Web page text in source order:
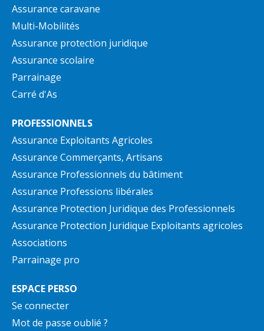
Assurance caravane
Multi-Mobilités
Assurance protection juridique
Assurance scolaire
Parrainage
Carré d'As
PROFESSIONNELS
Assurance Exploitants Agricoles
Assurance Commerçants, Artisans
Assurance Professionnels du bâtiment
Assurance Professions libérales
Assurance Protection Juridique des Professionnels
Assurance Protection Juridique Exploitants agricoles
Associations
Parrainage pro
ESPACE PERSO
Se connecter
Mot de passe oublié ?